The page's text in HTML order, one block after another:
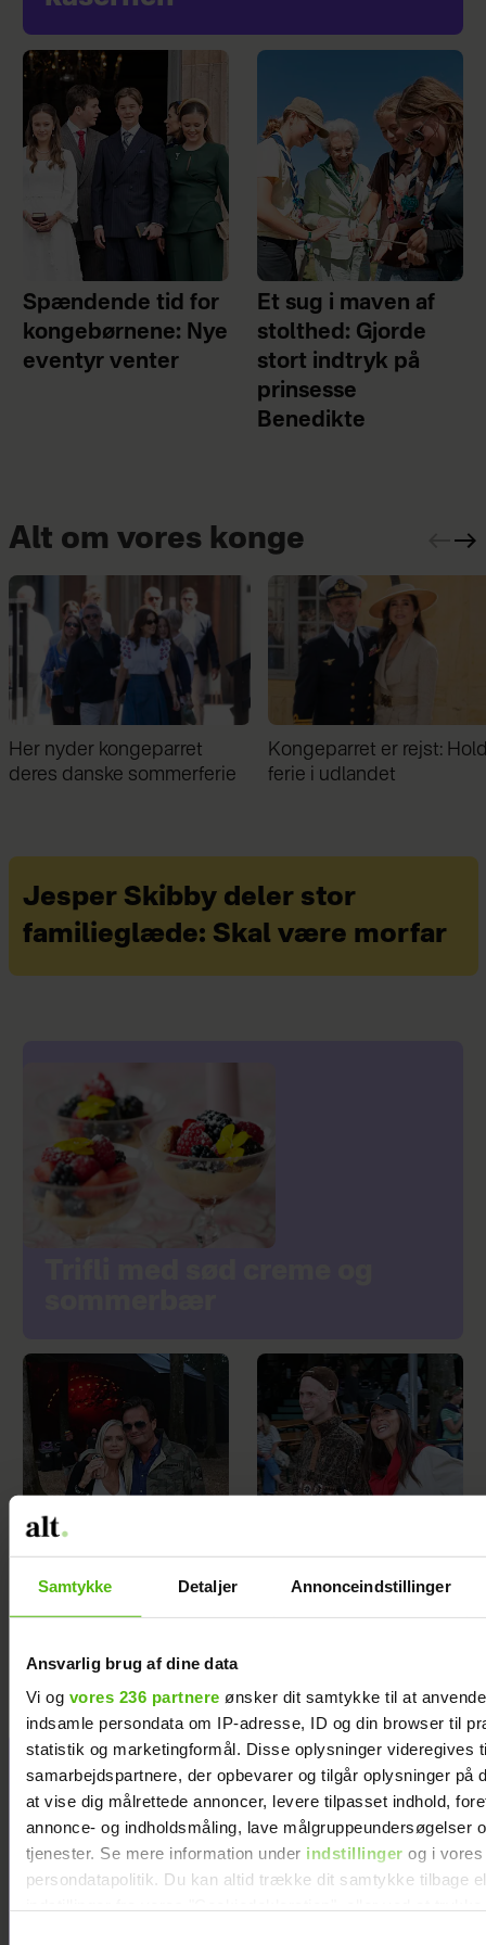
Samtykke Detaljer Annonceindstillinger
Ansvarlig brug af dine data
Vi og vores 236 partnere ønsker dit samtykke til at
indsamle persondata om IP-adresse, ID og din browser til
statistik og marketingformål. Disse oplysninger videregives
samarbejdspartnere, der opbevarer og tilgår oplysninger på
at vise dig målrettede annoncer, levere tilpasset indhold,
annonce- og indholdsmåling, lave målgruppeundersøgelser
tjenester. Se mere information under indstillinger og i vores
persondatapolitik. Du kan altid trække dit samtykke tilbage
Spændende tid for
kongebørnene: Nye
eventyr venter
Et sug i maven af
stolthed: Gjorde
stort indtryk på
prinsesse
Benedikte
Alt om vores konge
Kongeparret er rejst: Holder
ferie i udlandet
Midt i sommerferien:
Frederik kunne ikke holde
Jesper Skibby deler stor
familieglæde: Skal være morfar
er nervøs!
særligt vennepar